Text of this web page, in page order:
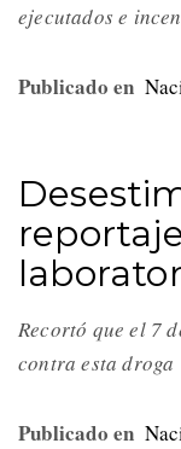
ejecutados e
Publicado en
Recortó que el 7
contra esta droga
Publicado en